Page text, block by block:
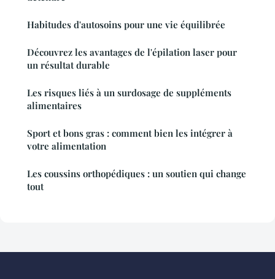
Habitudes d'autosoins pour une vie équilibrée
Découvrez les avantages de l'épilation laser pour
un résultat durable
Les risques liés à un surdosage de suppléments
alimentaires
Sport et bons gras : comment bien les intégrer à
votre alimentation
Les coussins orthopédiques : un soutien qui change
tout